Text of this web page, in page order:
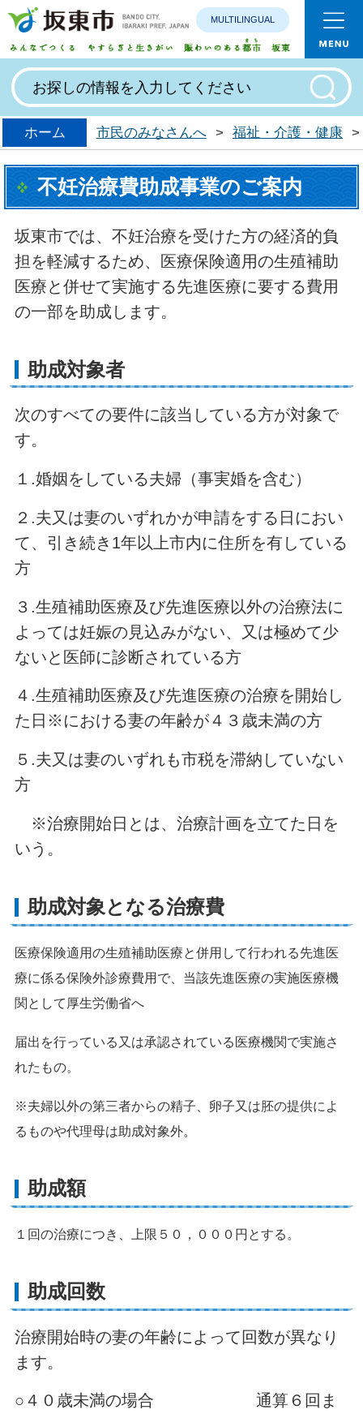
みんなで
MULTILINGUAL
ホーム 市民のみなさんへ > 福祉・介護・健康 >
不妊治療費助成事業のご案内
坂東市では、不妊治療を受けた方の経済的負
担を軽減するため、医療保険適用の生殖補助
医療と併せて実施する先進医療に要する費用
の一部を助成します。
助成対象者
次のすべての要件に該当している方が対象で
す。
１.婚姻をしている夫婦（事実婚を含む）
２.夫又は妻のいずれかが申請をする日におい
て、引き続き1年以上市内に住所を有している
方
３.生殖補助医療及び先進医療以外の治療法に
よっては妊娠の見込みがない、又は極めて少
ないと医師に診断されている方
４.生殖補助医療及び先進医療の治療を開始し
た日※における妻の年齢が４３歳未満の方
５.夫又は妻のいずれも市税を滞納していない
方
※治療開始日とは、治療計画を立てた日を
いう。
助成対象となる治療費
医療保険適用の生殖補助医療と併用して行われる先進医
療に係る保険外診療費用で、当該先進医療の実施医療機
関として厚生労働省へ
届出を行っている又は承認されている医療機関で実施さ
れたもの。
※夫婦以外の第三者からの精子、卵子又は胚の提供によ
るものや代理母は助成対象外。
助成額
１回の治療につき、上限５０，０００円とする。
助成回数
治療開始時の妻の年齢によって回数が異なり
ます。
○４０歳未満の場合 通算６回ま